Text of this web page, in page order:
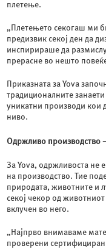
плетење.
„Плетењето секогаш ми
предизвик секој ден да
инспирираше да
прерасне во нешто
Приказната за Yova
традиционалните
уникатни производи кои
ниво.
Одржливо производство
За Yova, одржливоста не
на производство. Тие
природата, животните и
секој чекор од животниот
вклучен во него.
„Најпрво внимаваме
проверени